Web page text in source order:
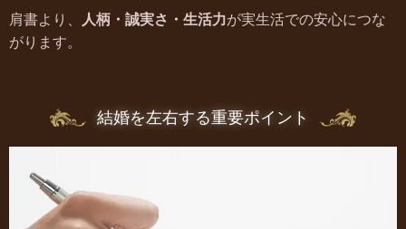
肩書より、 人柄・誠実さ・生活力が実生活での安心につな
がります。
結婚を左右する重要ポイント